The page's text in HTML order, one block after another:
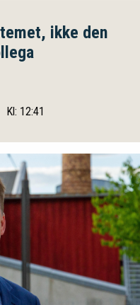
ikke den
Kl: 12:41